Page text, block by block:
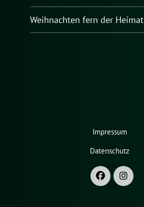
Weihnachten fern der Heimat
Impressum
Datenschutz